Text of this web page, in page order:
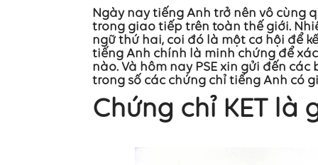
Ngày nay tiếng Anh trở nên vô cùng
trong giao tiếp trên toàn thế giới.
ngữ thứ hai, coi đó là một cơ hội để
tiếng Anh chính là minh chứng để
nào. Và hôm nay PSE xin gửi đến
trong số các chứng chỉ tiếng Anh có
Chứng chỉ KET là